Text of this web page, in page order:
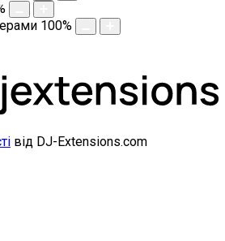
100%
від DJ-Extensions.com